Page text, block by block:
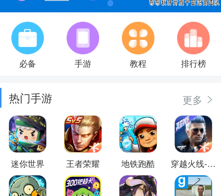
必备 手游 教程 排行榜
热门手游 更多
迷你世界 王者荣耀 地铁跑酷 穿越火线-枪战王者